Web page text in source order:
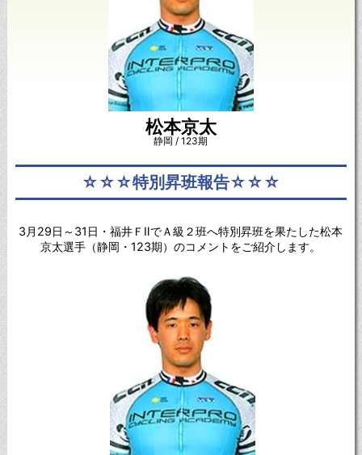
松本京太
静岡 / 123期
☆☆☆特別昇班報告☆☆☆
3月29日～31日・福井ＦⅡでＡ級２班へ特別昇班を果たした松本
京太選手（静岡・123期）のコメントをご紹介します。